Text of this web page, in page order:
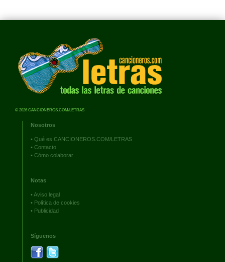
© 2026 CANCIONEROS.COM/LETRAS
Nosotros
• Qué es CANCIONEROS.COM/LETRAS
• Contacto
• Cómo colaborar
Notas
•Aviso legal
• Política de cookies
• Publicidad
Síguenos